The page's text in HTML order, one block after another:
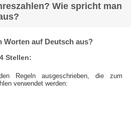
Wie spricht man
Worten auf Deutsch aus?
Stellen:
Regeln ausgeschrieben, die zum
verwendet werden: